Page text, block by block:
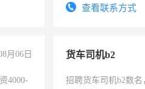
试用期1-3个月，转
查看联系方式
月06日
4000-
货车司机b2
招聘货车司机b2数名